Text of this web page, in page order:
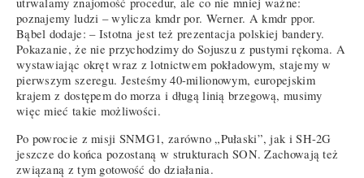
poznajemy ludzi – wylicza kmdr por. Werner. A kmdr ppor.
Bąbel dodaje: – Istotna jest też prezentacja polskiej bandery.
Pokazanie, że nie przychodzimy do Sojuszu z pustymi rękoma. A
wystawiając okręt wraz z lotnictwem pokładowym, stajemy w
pierwszym szeregu. Jesteśmy 40-milionowym, europejskim
krajem z dostępem do morza i długą linią brzegową, musimy
więc mieć takie możliwości.
Po powrocie z misji SNMG1, zarówno „Pułaski”, jak i SH-2G
jeszcze do końca pozostaną w strukturach SON. Zachowają też
związaną z tym gotowość do działania.